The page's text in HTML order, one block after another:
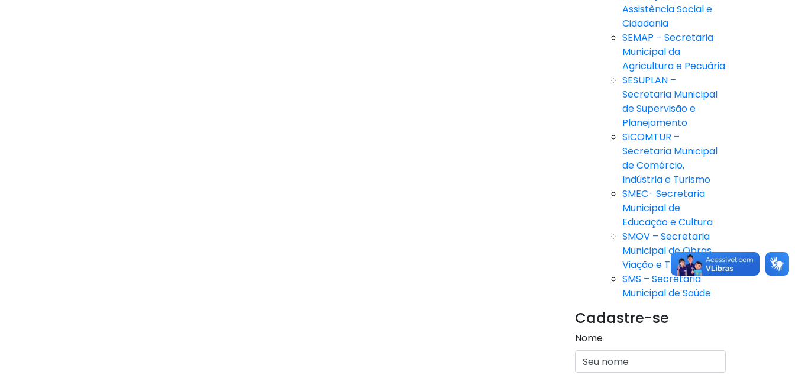
Assistência Social e
Cidadania
SEMAP – Secretaria
Municipal da
Agricultura e Pecuária
SESUPLAN –
Secretaria Municipal
de Supervisão e
Planejamento
SICOMTUR –
Secretaria Municipal
de Comércio,
Indústria e Turismo
SMEC- Secretaria
Municipal de
Educação e Cultura
SMOV – Secretaria
Municipal de Obras,
Viação e Trânsito
SMS – Secretaria
Municipal de Saúde
Cadastre-se
Nome